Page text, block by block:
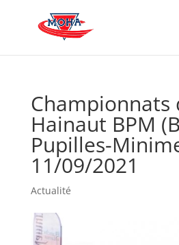
Championnats
Hainaut BPM
Pupilles-
11/09/2021
Actualité